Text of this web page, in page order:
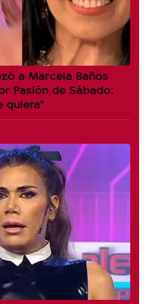
a Marcela Baños
Pasión de Sábado:
quiera"